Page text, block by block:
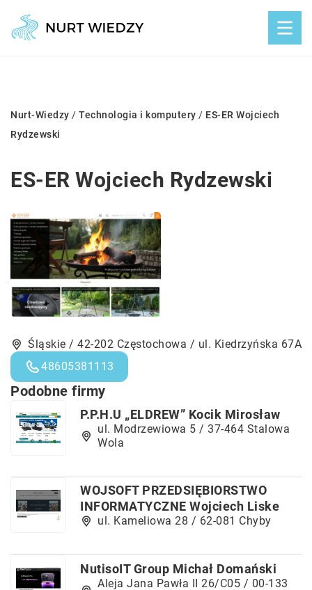
Nurt-Wiedzy / Technologia i komputery / ES-ER Wojciech
Rydzewski
ES-ER Wojciech Rydzewski
Śląskie / 42-202 Częstochowa / ul. Kiedrzyńska 67A
48605381113
Podobne firmy
P.P.H.U „ELDREW” Kocik Mirosław
ul. Modrzewiowa 5 / 37-464 Stalowa
Wola
WOJSOFT PRZEDSIĘBIORSTWO
INFORMATYCZNE Wojciech Liske
ul. Kameliowa 28 / 62-081 Chyby
NutisoIT Group Michał Domański
Aleja Jana Pawła II 26/C05 / 00-133